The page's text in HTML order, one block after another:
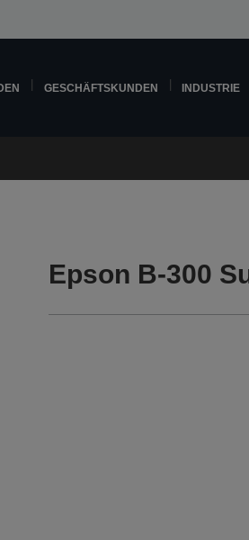
GESCHÄFTSKUNDEN INDUSTRIE
Epson B-300